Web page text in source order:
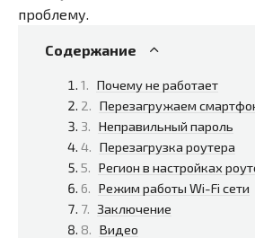
проблему.
Содержание
Почему не работает
Перезагружаем
Неправильный пароль
Перезагрузка роутера
Регион в настройках
Режим работы Wi-Fi сети
Заключение
Видео